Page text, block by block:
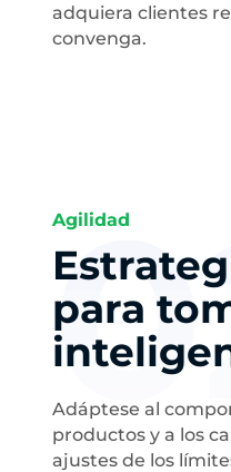
adquiera clientes
convenga.
Agilidad
para
Adáptese al
productos y a los
ajustes de los